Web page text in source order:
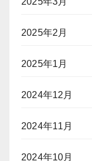
2025年2月
2025年1月
2024年12月
2024年11月
2024年10月